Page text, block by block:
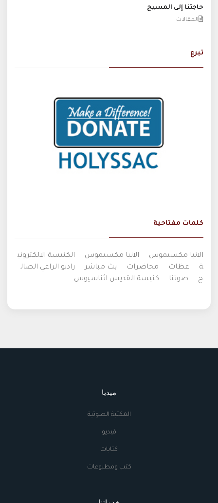
حاجتنا إلى المسيح
المقالات
تبرع
كلمات مفتاحية
الانبا مكسيموس الانبا مكسيموس
الكنيسة الالكتروني
ة
عظات محاضرات بث مباشر
راديو الراعي الصال
ح
صوتنا كنيسة القديس اثناسيوس
ميديا
المكتبة الصوتية
فيديو
كتابات
كتب ومطبوعات